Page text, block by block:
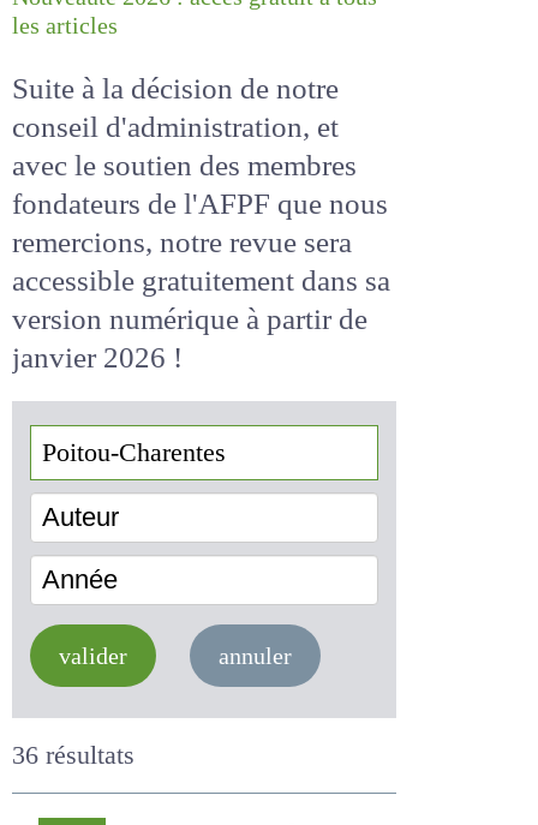
Nouveauté 2026 : accès gratuit à
Suite à la décision de notre
conseil d'administration, et
avec le soutien des membres
fondateurs de l'AFPF que nous
remercions, notre revue sera
accessiblegratuitementdans
sa version numérique
de janvier 2026 !
Auteur
valider annuler
36 résultats